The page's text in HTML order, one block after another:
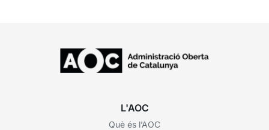
L'AOC
Què és l’AOC